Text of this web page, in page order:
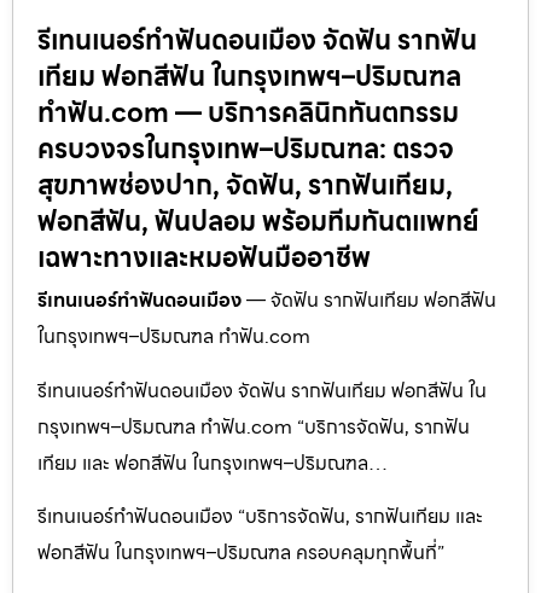
รีเทนเนอร์ทำฟันดอนเมือง จัดฟัน รากฟัน
เทียม ฟอกสีฟัน ในกรุงเทพฯ–ปริมณฑล
ทำฟัน.com — บริการคลินิกทันตกรรม
ครบวงจรในกรุงเทพ–ปริมณฑล: ตรวจ
สุขภาพช่องปาก, จัดฟัน, รากฟันเทียม,
ฟอกสีฟัน, ฟันปลอม พร้อมทีมทันตแพทย์
เฉพาะทางและหมอฟันมืออาชีพ
รีเทนเนอร์ทำฟันดอนเมือง— จัดฟัน รากฟันเทียม ฟอกสีฟัน
ในกรุงเทพฯ–ปริมณฑล ทำฟัน.com
รีเทนเนอร์ทำฟันดอนเมือง จัดฟัน รากฟันเทียม ฟอกสีฟัน ใน
กรุงเทพฯ–ปริมณฑล ทำฟัน.com “บริการจัดฟัน, รากฟัน
เทียม และ ฟอกสีฟัน ในกรุงเทพฯ–ปริมณฑล…
รีเทนเนอร์ทำฟันดอนเมือง “บริการจัดฟัน, รากฟันเทียม และ
ฟอกสีฟัน ในกรุงเทพฯ–ปริมณฑล ครอบคลุมทุกพื้นที่”